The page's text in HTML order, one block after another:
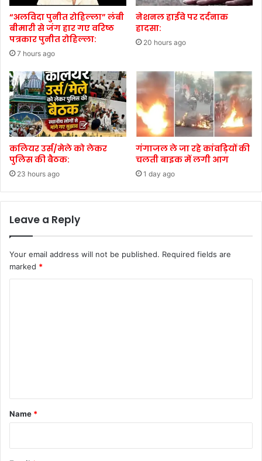
“अलविदा पुनीत रोहिल्ला” लंबी
बीमारी से जंग हार गए वरिष्ठ
पत्रकार पुनीत रोहिल्ला:
7 hours ago
नेशनल हाईवे पर दर्दनाक
हादसा:
20 hours ago
कलियर उर्स/मेले को लेकर
पुलिस की बैठक:
23 hours ago
गंगाजल ले जा रहे कांवड़ियों की
चलती बाइक में लगी आग
1 day ago
Leave a Reply
Your email address will not be published. Required fields are
marked *
*
Name *